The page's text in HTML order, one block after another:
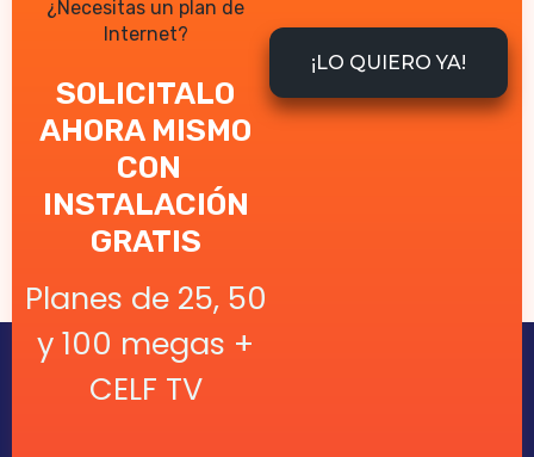
¿Necesitas un plan de
Internet?
SOLICITALO
AHORA MISMO
CON
INSTALACIÓN
GRATIS
Planes de 25, 50
y 100 megas +
CELF TV
¡LO QUIERO YA!